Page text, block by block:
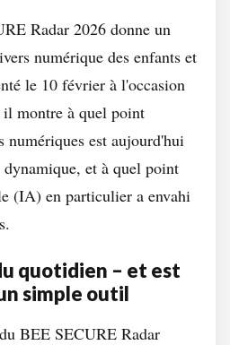
Radar 2026 donne un
numérique des enfants et
le 10 février à l'occasion
montre à quel point
numériques est aujourd'hui
et à quel point
(IA) en particulier a envahi
quotidien – et est
simple outil
BEE SECURE Radar